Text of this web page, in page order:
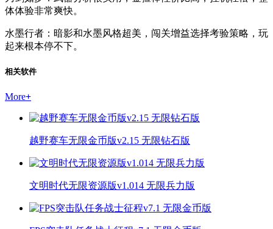
体体验非常爽快。
水墨行者：暗影和水墨风格超美，闯关增益选择考验策略，玩
起来根本停不下。
相关软件
More+
越野赛车无限金币版v2.15 无限钻石版
文明时代无限资源版v1.014 无限兵力版